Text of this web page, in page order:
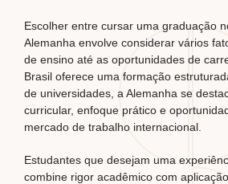
Escolher entre cursar uma graduação
Alemanha envolve considerar vários
de ensino até as oportunidades de
Brasil oferece uma formação
de universidades, a Alemanha se
curricular, enfoque prático e
mercado de trabalho internacional.
Estudantes que desejam uma
combine rigor acadêmico com